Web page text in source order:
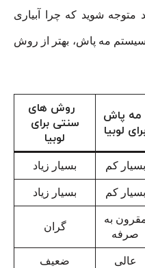
متوجه شوید که چرا آبیاری
مه پاش، بهتر از روش
مه پاش
لوبیا
روش های
سنتی برای
لوبیا
بسیار کم بسیار زیاد
بسیار کم بسیار زیاد
به
صرفه
گران
عالی ضعیف